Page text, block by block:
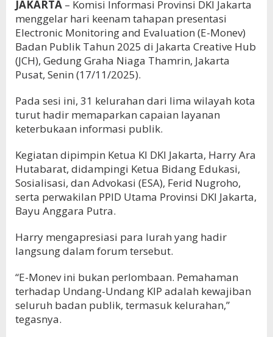
JAKARTA – Komisi Informasi Provinsi DKI Jakarta
menggelar hari keenam tahapan presentasi
Electronic Monitoring and Evaluation (E-Monev)
Badan Publik Tahun 2025 di Jakarta Creative Hub
(JCH), Gedung Graha Niaga Thamrin, Jakarta
Pusat, Senin (17/11/2025).
Pada sesi ini, 31 kelurahan dari lima wilayah kota
turut hadir memaparkan capaian layanan
keterbukaan informasi publik.
Kegiatan dipimpin Ketua KI DKI Jakarta, Harry Ara
Hutabarat, didampingi Ketua Bidang Edukasi,
Sosialisasi, dan Advokasi (ESA), Ferid Nugroho,
serta perwakilan PPID Utama Provinsi DKI Jakarta,
Bayu Anggara Putra.
Harry mengapresiasi para lurah yang hadir
langsung dalam forum tersebut.
“E-Monev ini bukan perlombaan. Pemahaman
terhadap Undang-Undang KIP adalah kewajiban
seluruh badan publik, termasuk kelurahan,”
tegasnya.